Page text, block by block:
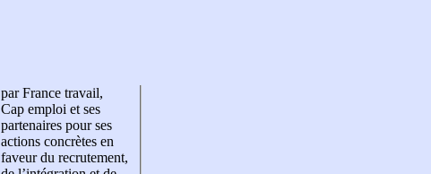
par France travail,
Cap emploi et ses
partenaires pour ses
actions concrètes en
faveur du recrutement,